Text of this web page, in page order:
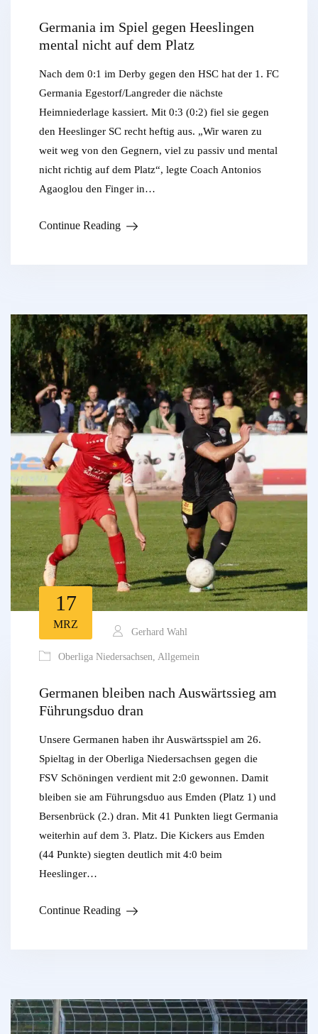
Germania im Spiel gegen Heeslingen
mental nicht auf dem Platz
Nach dem 0:1 im Derby gegen den HSC hat der 1. FC
Germania Egestorf/Langreder die nächste
Heimniederlage kassiert. Mit 0:3 (0:2) fiel sie gegen
den Heeslinger SC recht heftig aus. „Wir waren zu
weit weg von den Gegnern, viel zu passiv und mental
nicht richtig auf dem Platz“, legte Coach Antonios
Agaoglou den Finger in…
Continue Reading
17
MRZ
Gerhard Wahl
Oberliga Niedersachsen Allgemein
Germanen bleiben nach Auswärtssieg am
Führungsduo dran
Unsere Germanen haben ihr Auswärtsspiel am 26.
Spieltag in der Oberliga Niedersachsen gegen die
FSV Schöningen verdient mit 2:0 gewonnen. Damit
bleiben sie am Führungsduo aus Emden (Platz 1) und
Bersenbrück (2.) dran. Mit 41 Punkten liegt Germania
weiterhin auf dem 3. Platz. Die Kickers aus Emden
(44 Punkte) siegten deutlich mit 4:0 beim
Heeslinger…
Continue Reading